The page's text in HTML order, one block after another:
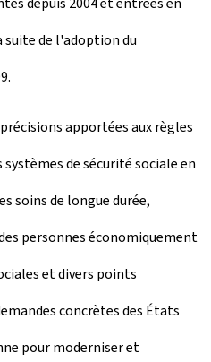
suite de l'adoption du
apportées aux règles
de sécurité sociale en
soins de longue durée,
personnes économiquement
et divers points
concrètes des États
pour moderniser et